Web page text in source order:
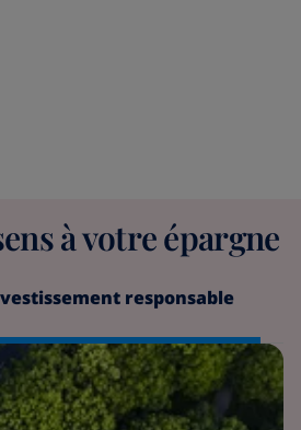
à votre épargne
responsable